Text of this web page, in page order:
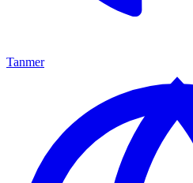
Tanmer